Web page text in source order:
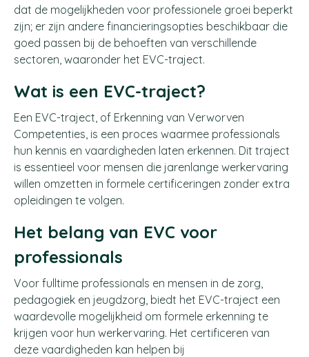
dat de mogelijkheden voor professionele groei beperkt
zijn; er zijn andere financieringsopties beschikbaar die
goed passen bij de behoeften van verschillende
sectoren, waaronder het EVC-traject.
Wat is een EVC-traject?
Een EVC-traject, of Erkenning van Verworven
Competenties, is een proces waarmee professionals
hun kennis en vaardigheden laten erkennen. Dit traject
is essentieel voor mensen die jarenlange werkervaring
willen omzetten in formele certificeringen zonder extra
opleidingen te volgen.
Het belang van EVC voor
professionals
Voor fulltime professionals en mensen in de zorg,
pedagogiek en jeugdzorg, biedt het EVC-traject een
waardevolle mogelijkheid om formele erkenning te
krijgen voor hun werkervaring. Het certificeren van
deze vaardigheden kan helpen bij